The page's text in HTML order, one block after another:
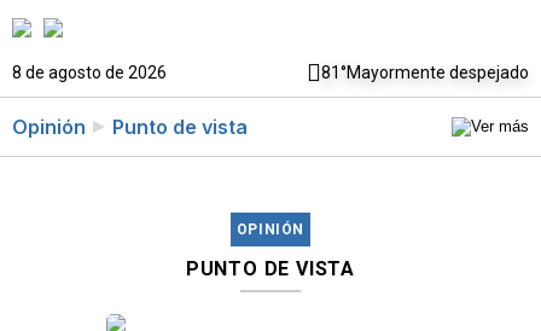
8 de agosto de 2026 81°Mayormente despejado
Opinión Punto de vista
OPINIÓN
PUNTO DE VISTA